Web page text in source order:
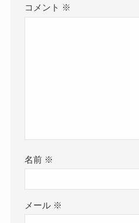
コメント ※
名前 ※
メール ※